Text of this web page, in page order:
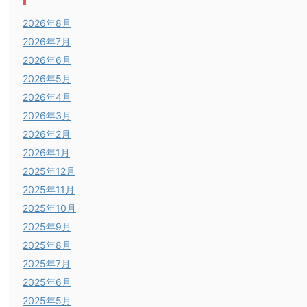
2026年8月
2026年7月
2026年6月
2026年5月
2026年4月
2026年3月
2026年2月
2026年1月
2025年12月
2025年11月
2025年10月
2025年9月
2025年8月
2025年7月
2025年6月
2025年5月